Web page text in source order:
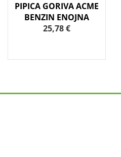
PIPICA GORIVA ACME
BENZIN ENOJNA
25,78 €